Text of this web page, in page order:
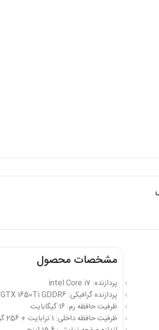
مشخصات محصول
پردازنده: intel Core i7
پردازنده گرافیکی: NVIDIA Geforce GTX 1650Ti GDDR6
ظرفیت حافظه رم: 16 گیگابایت
ظرفیت حافظه داخلی: 1 ترابایت + 256 گیگابایت SSD